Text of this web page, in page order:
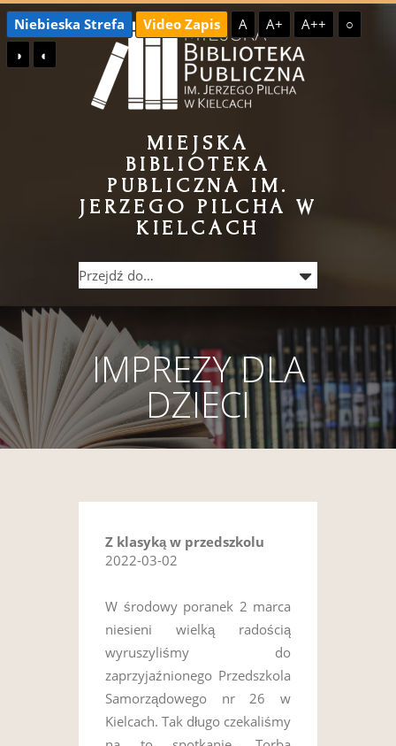
Przejdź
do
treści
Przejdź
do
menu
Niebieska Strefa Video Zapis A A+ A++
○
◑
◐
MIEJSKA
BIBLIOTEKA
PUBLICZNA IM.
JERZEGO PILCHA W
KIELCACH
IMPREZY DLA
DZIECI
Z klasyką w przedszkolu
2022-03-02
W środowy poranek 2 marca
niesieni wielką radością
wyruszyliśmy do
zaprzyjaźnionego Przedszkola
Samorządowego nr 26 w
Kielcach. Tak długo czekaliśmy